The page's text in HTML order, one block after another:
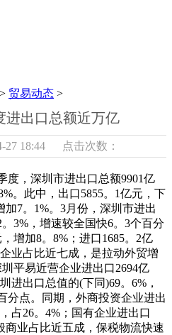
> 贸易动态 >
进出口总额近万亿
27 18:44 点击次数：
，深圳市进出口总额9901亿
。此中，出口5855。1亿元，下
加7。1%。3月份，深圳市进出
3%，增速较全国快6。3个百分
增加8。8%；进口1685。2亿
业占比近七成，是拉动外贸增
平易近营企业进出口2694亿
进出口总值的(下同)69。6%，
分点。同期，外商投资企业进出
占26。4%；国有企业进出口
商业占比近五成，保税物流快速